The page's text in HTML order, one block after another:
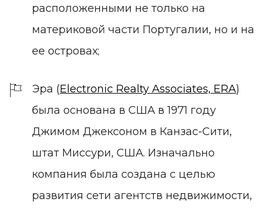
расположенными не только на
материковой части Португалии, но и на
ее островах;
Эра (Electronic Realty Associates, ERA)
была основана в США в 1971 году
Джимом Джексоном в Канзас-Сити,
штат Миссури, США. Изначально
компания была создана с целью
развития сети агентств недвижимости,